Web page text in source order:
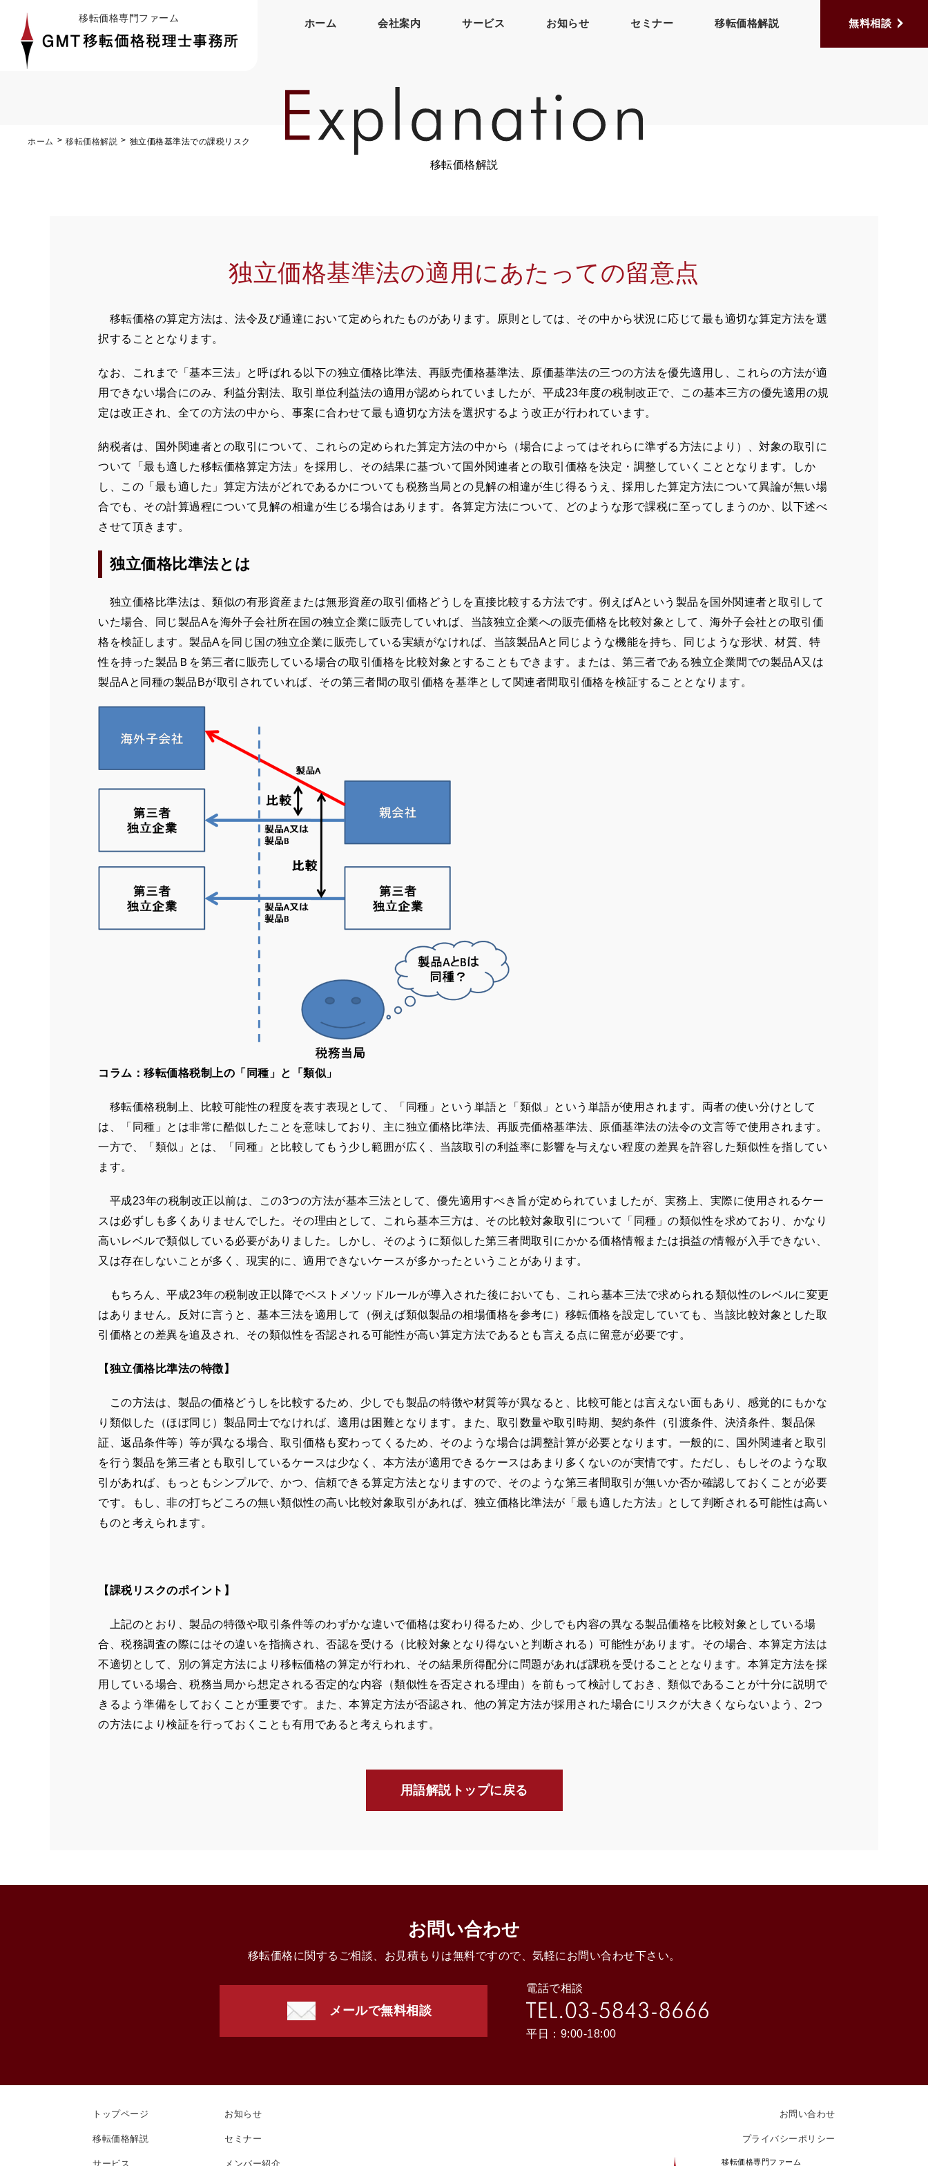
移転価格専門ファーム ホーム 会社案内 サービス お知らせ セミナー 移転価格解説 無料相談
ホーム 移転価格解説 独立価格基準法での課税リスク
移転価格解説
独立価格基準法の適用にあたっての留意点
移転価格の算定方法は、法令及び通達において定められたものがあります。原則としては、その中から状況に応じて最も適切な算定方法を選
択することとなります。
なお、これまで「基本三法」と呼ばれる以下の独立価格比準法、再販売価格基準法、原価基準法の三つの方法を優先適用し、これらの方法が適
用できない場合にのみ、利益分割法、取引単位利益法の適用が認められていましたが、平成23年度の税制改正で、この基本三方の優先適用の規
定は改正され、全ての方法の中から、事案に合わせて最も適切な方法を選択するよう改正が行われています。
納税者は、国外関連者との取引について、これらの定められた算定方法の中から（場合によってはそれらに準ずる方法により）、対象の取引に
ついて「最も適した移転価格算定方法」を採用し、その結果に基づいて国外関連者との取引価格を決定・調整していくこととなります。しか
し、この「最も適した」算定方法がどれであるかについても税務当局との見解の相違が生じ得るうえ、採用した算定方法について異論が無い場
合でも、その計算過程について見解の相違が生じる場合はあります。各算定方法について、どのような形で課税に至ってしまうのか、以下述べ
させて頂きます。
独立価格比準法とは
独立価格比準法は、類似の有形資産または無形資産の取引価格どうしを直接比較する方法です。例えばAという製品を国外関連者と取引して
いた場合、同じ製品Aを海外子会社所在国の独立企業に販売していれば、当該独立企業への販売価格を比較対象として、海外子会社との取引価
格を検証します。製品Aを同じ国の独立企業に販売している実績がなければ、当該製品Aと同じような機能を持ち、同じような形状、材質、特
性を持った製品Ｂを第三者に販売している場合の取引価格を比較対象とすることもできます。または、第三者である独立企業間での製品A又は
製品Aと同種の製品 Bが取引されていれば、その第三者間の取引価格を基準として関連者間取引価格を検証することとなります。
コラム：移転価格税制上の「同種」と「類似」
移転価格税制上、比較可能性の程度を表す表現として、「同種」という単語と「類似」という単語が使用されます。両者の使い分けとして
は、「同種」とは非常に酷似したことを意味しており、主に独立価格比準法、再販売価格基準法、原価基準法の法令の文言等で使用されます。
一方で、「類似」とは、「同種」と比較してもう少し範囲が広く、当該取引の利益率に影響を与えない程度の差異を許容した類似性を指してい
ます。
平成23年の税制改正以前は、この3つの方法が基本三法として、優先適用すべき旨が定められていましたが、実務上、実際に使用されるケー
スは必ずしも多くありませんでした。その理由として、これら基本三方は、その比較対象取引について「同種」の類似性を求めており、かなり
高いレベルで類似している必要がありました。しかし、そのように類似した第三者間取引にかかる価格情報または損益の情報が入手できない、
又は存在しないことが多く、現実的に、適用できないケースが多かったということがあります。
もちろん、平成23年の税制改正以降でベストメソッドルールが導入された後においても、これら基本三法で求められる類似性のレベルに変更
はありません。反対に言うと、基本三法を適用して（例えば類似製品の相場価格を参考に）移転価格を設定していても、当該比較対象とした取
引価格との差異を追及され、その類似性を否認される可能性が高い算定方法であるとも言える点に留意が必要です。
【独立価格比準法の特徴】
この方法は、製品の価格どうしを比較するため、少しでも製品の特徴や材質等が異なると、比較可能とは言えない面もあり、感覚的にもかな
り類似した（ほぼ同じ）製品同士でなければ、適用は困難となります。また、取引数量や取引時期、契約条件（引渡条件、決済条件、製品保
証、返品条件等）等が異なる場合、取引価格も変わってくるため、そのような場合は調整計算が必要となります。一般的に、国外関連者と取引
を行う製品を第三者とも取引しているケースは少なく、本方法が適用できるケースはあまり多くないのが実情です。ただし、もしそのような取
引があれば、もっともシンプルで、かつ、信頼できる算定方法となりますので、そのような第三者間取引が無いか否か確認しておくことが必要
です。もし、非の打ちどころの無い類似性の高い比較対象取引があれば、独立価格比準法が「最も適した方法」として判断される可能性は高い
ものと考えられます。
【課税リスクのポイント】
上記のとおり、製品の特徴や取引条件等のわずかな違いで価格は変わり得るため、少しでも内容の異なる製品価格を比較対象としている場
合、税務調査の際にはその違いを指摘され、否認を受ける（比較対象となり得ないと判断される）可能性があります。その場合、本算定方法は
不適切として、別の算定方法により移転価格の算定が行われ、その結果所得配分に問題があれば課税を受けることとなります。本算定方法を採
用している場合、税務当局から想定される否定的な内容（類似性を否定される理由）を前もって検討しておき、類似であることが十分に説明で
きるよう準備をしておくことが重要です。また、本算定方法が否認され、他の算定方法が採用された場合にリスクが大きくならないよう、 2つ
の方法により検証を行っておくことも有用であると考えられます。
用語解説トップに戻る
お問い合わせ
移転価格に関するご相談、お見積もりは無料ですので、気軽にお問い合わせ下さい。
メールで無料相談
電話で相談
平日：9:00-18:00
トップページ
移転価格解説
サービス
お知らせ
セミナー
メンバー紹介
お問い合わせ
プライバシーポリシー
移転価格専門ファーム